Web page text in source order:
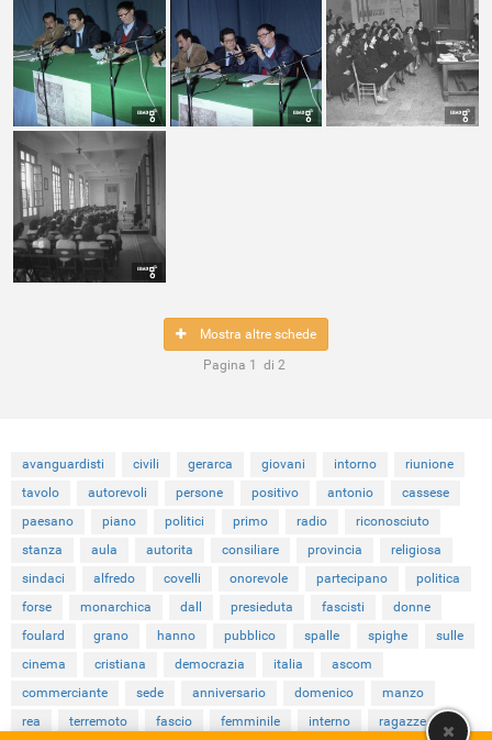
Mostra altre schede
Pagina 1 di 2
avanguardisti civili gerarca giovani intorno
riunione
tavolo
autorevoli persone positivo antonio
cassese
paesano
piano politici primo radio
riconosciuto
stanza
aula autorita consiliare provincia
religiosa
sindaci
alfredo covelli onorevole partecipano
politica
forse
monarchica dall presieduta fascisti
donne
foulard
grano hanno pubblico spalle spighe
sulle
cinema
cristiana democrazia italia
ascom
commerciante
sede anniversario domenico
manzo
rea
terremoto fascio femminile interno ragazze